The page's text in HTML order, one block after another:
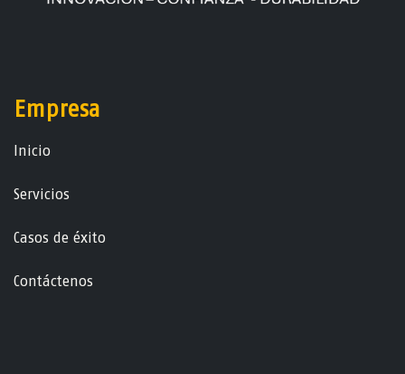
Empresa
Ini​ci​o
Servicios
Casos de éxito
Contáctenos